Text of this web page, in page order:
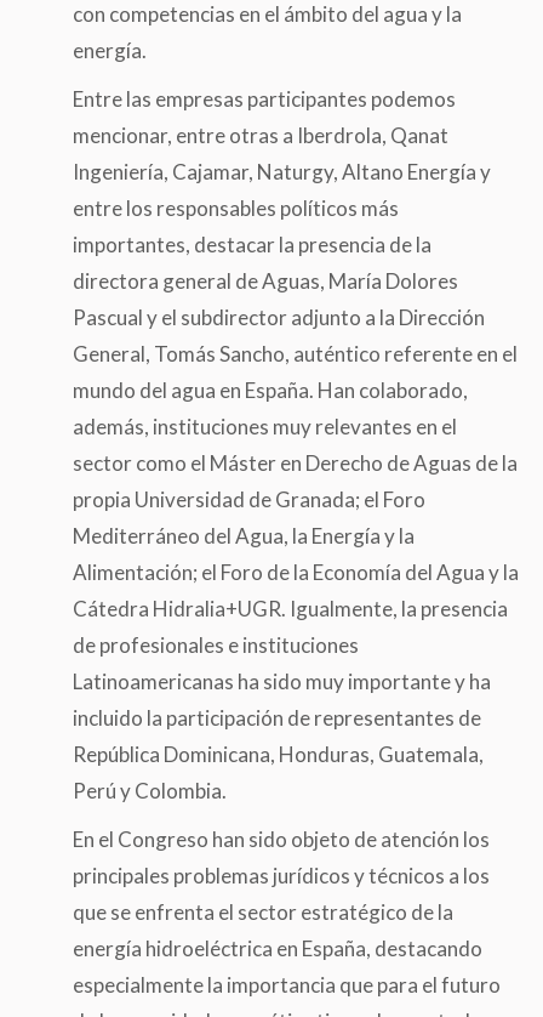
con competencias en el ámbito del agua y la
energía.
Entre las empresas participantes podemos
mencionar, entre otras a Iberdrola, Qanat
Ingeniería, Cajamar, Naturgy, Altano Energía y
entre los responsables políticos más
importantes, destacar la presencia de la
directora general de Aguas, María Dolores
Pascual y el subdirector adjunto a la Dirección
General, Tomás Sancho, auténtico referente en el
mundo del agua en España. Han colaborado,
además, instituciones muy relevantes en el
sector como el Máster en Derecho de Aguas de la
propia Universidad de Granada; el Foro
Mediterráneo del Agua, la Energía y la
Alimentación; el Foro de la Economía del Agua y la
Cátedra Hidralia+UGR. Igualmente, la presencia
de profesionales e instituciones
Latinoamericanas ha sido muy importante y ha
incluido la participación de representantes de
República Dominicana, Honduras, Guatemala,
Perú y Colombia.
En el Congreso han sido objeto de atención los
principales problemas jurídicos y técnicos a los
que se enfrenta el sector estratégico de la
energía hidroeléctrica en España, destacando
especialmente la importancia que para el futuro